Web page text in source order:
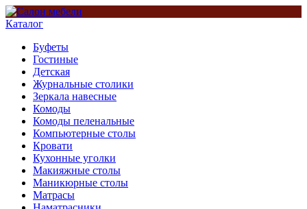
Каталог
Буфеты
Гостиные
Детская
Журнальные столики
Зеркала навесные
Комоды
Комоды пеленальные
Компьютерные столы
Кровати
Кухонные уголки
Макияжные столы
Маникюрные столы
Матрасы